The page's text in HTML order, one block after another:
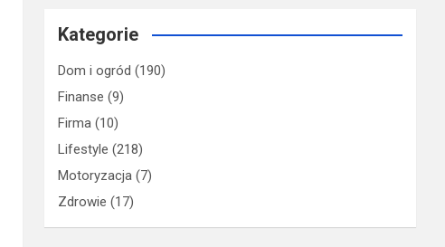
Kategorie
Dom i ogród (190)
Finanse (9)
Firma (10)
Lifestyle (218)
Motoryzacja (7)
Zdrowie (17)